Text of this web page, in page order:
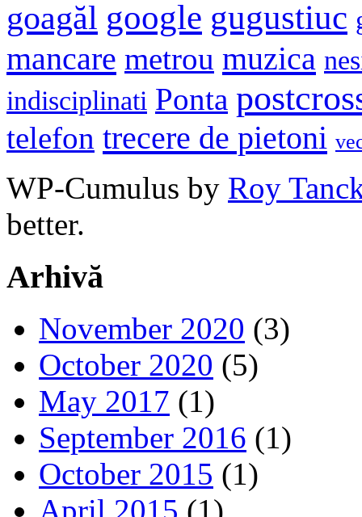
goagăl google gugustiuc
mancare metrou muzica
indisciplinati Ponta
telefon trecere de pietoni
WP-Cumulus by Roy
better.
Arhivă
November 2020 (3)
October 2020 (5)
May 2017 (1)
September 2016 (1)
October 2015 (1)